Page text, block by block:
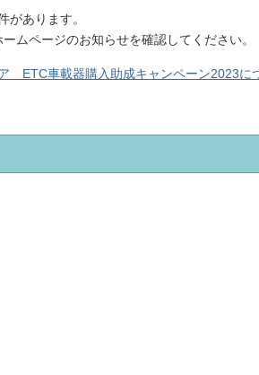
があります。
ムページのお知らせを確認してください。
ETC車載器購入助成キャンペーン2023に